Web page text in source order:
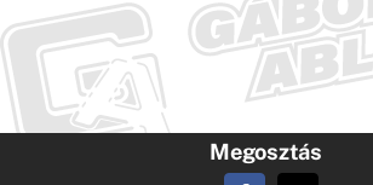
Megosztás